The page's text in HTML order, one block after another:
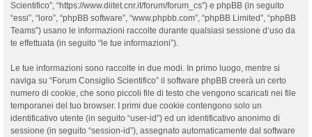
Scientifico”, “https://www.diitet.cnr.it/forum/forum_cs”) e phpBB (in seguito
“essi”, “loro”, “phpBB software”, “www.phpbb.com”, “phpBB Limited”, “phpBB
Teams”) usano le informazioni raccolte durante qualsiasi sessione d’uso da
te effettuata (in seguito “le tue informazioni”).
Le tue informazioni sono raccolte in due modi. In primo luogo, mentre si
naviga su “Forum Consiglio Scientifico” il software phpBB creerà un certo
numero di cookie, che sono piccoli file di testo che vengono scaricati nei file
temporanei del tuo browser. I primi due cookie contengono solo un
identificativo utente (in seguito “user-id”) ed un identificativo anonimo di
sessione (in seguito “session-id”), assegnato automaticamente dal software